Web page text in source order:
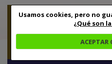
Usamos cookies, pero no
¿Qué son
ACEPTAR